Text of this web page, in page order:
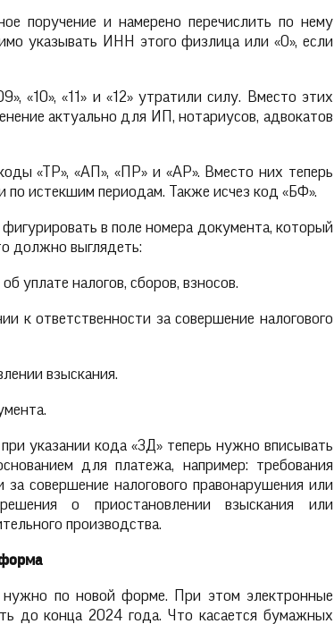
поручение и намерено перечислить по нему
указывать ИНН этого физлица или «0», если
«10», «11» и «12» утратили силу. Вместо этих
актуально для ИП, нотариусов, адвокатов
«ТР», «АП», «ПР» и «АР». Вместо них теперь
по истекшим периодам. Также исчез код «БФ».
в поле номера документа, который
должно выглядеть:
уплате налогов, сборов, взносов.
ответственности за совершение налогового
взыскания.
указании кода «ЗД» теперь нужно вписывать
для платежа, например: требования
совершение налогового правонарушения или
о приостановлении взыскания или
производства.
нужно по новой форме. При этом электронные
до конца 2024 года. Что касается бумажных